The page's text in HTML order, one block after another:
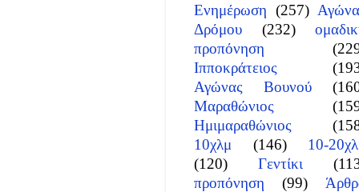
Ενημέρωση (257)
Δρόμου
(232)
προπόνηση
Ιπποκράτειος
Αγώνας Βουνού
Μαραθώνιος
Ημιμαραθώνιος
10χλμ
(146)
10-
(120)
Γεντίκι
προπόνηση
(99)